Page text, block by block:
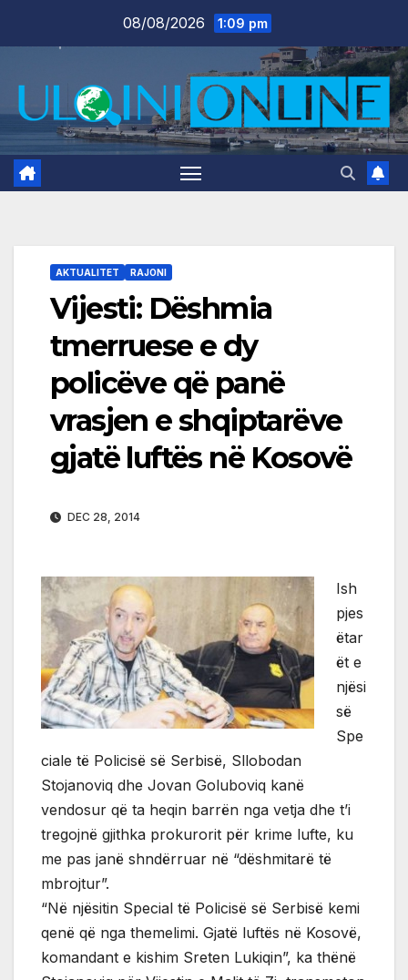
08/08/2026 1:09 pm
AKTUALITET RAJONI
Vijesti: Dëshmia
tmerruese e dy
policëve që panë
vrasjen e shqiptarëve
gjatë luftës në Kosovë
DEC 28, 2014
Ish
pjes
ëtar
ët e
njësi
së
Spe
ciale të Policisë së Serbisë, Sllobodan
Stojanoviq dhe Jovan Goluboviq kanë
vendosur që ta heqin barrën nga vetja dhe t’i
tregojnë gjithka prokurorit për krime lufte, ku
me pas janë shndërruar në “dëshmitarë të
mbrojtur”.
“Në njësitin Special të Policisë së Serbisë kemi
qenë që nga themelimi. Gjatë luftës në Kosovë,
komandant e kishim Sreten Lukiqin”, ka thënë